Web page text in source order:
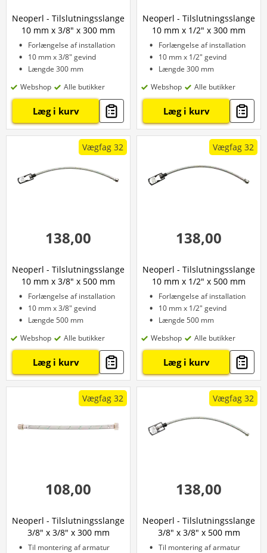
Neoperl - Tilslutningsslange
10 mm x 3/8" x 300 mm
Forlængelse af installation
10 mm x 3/8" gevind
Længde 300 mm
Webshop
Alle butikker
Læg i kurv
Neoperl - Tilslutningsslange
10 mm x 1/2" x 300 mm
Forlængelse af installation
10 mm x 1/2" gevind
Længde 300 mm
Webshop
Alle butikker
Læg i kurv
Vægfag 32
138,00
Neoperl - Tilslutningsslange
10 mm x 3/8" x 500 mm
Forlængelse af installation
10 mm x 3/8" gevind
Længde 500 mm
Webshop
Alle butikker
Læg i kurv
Vægfag 32
138,00
Neoperl - Tilslutningsslange
10 mm x 1/2" x 500 mm
Forlængelse af installation
10 mm x 1/2" gevind
Længde 500 mm
Webshop
Alle butikker
Læg i kurv
Vægfag 32
108,00
Neoperl - Tilslutningsslange
3/8" x 3/8" x 300 mm
Til montering af armatur
Vægfag 32
138,00
Neoperl - Tilslutningsslange
3/8" x 3/8" x 500 mm
Til montering af armatur